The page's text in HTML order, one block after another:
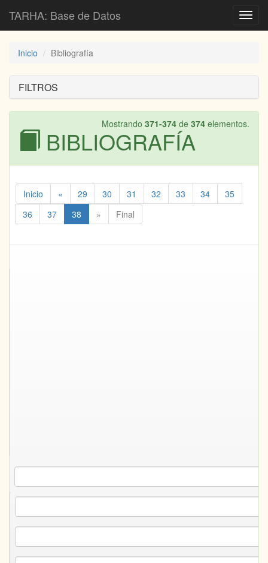
TARHA: Base de Datos
Inicio Bibliografía
FILTROS
Mostrando 371-374 de 374 elementos.
BIBLIOGRAFÍA
Inicio « 29 30 31 32 33 34
35
36
37 38 » Final